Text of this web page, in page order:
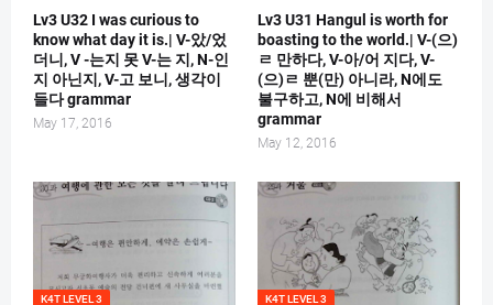
Lv3 U32 I was curious to
know what day it is.| V-았/었
더니, V -는지 못 V-는 지, N-인
지 아닌지, V-고 보니, 생각이
들다 grammar
May 17, 2016
Lv3 U31 Hangul is worth for
boasting to the world.| V-(으)
ㄹ 만하다, V-아/어 지다, V-
(으)ㄹ 뿐(만) 아니라, N에도
불구하고, N에 비해서
grammar
May 12, 2016
K4T LEVEL 3 K4T LEVEL 3